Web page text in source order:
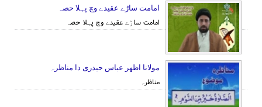
امامت ساڑے عقیدے وچ پہلا حصہ
امامت ساڑے عقیدے وچ پہلا حصہ
مولانا اظھر عباس حیدری دا مناظرہ
مناظرہ